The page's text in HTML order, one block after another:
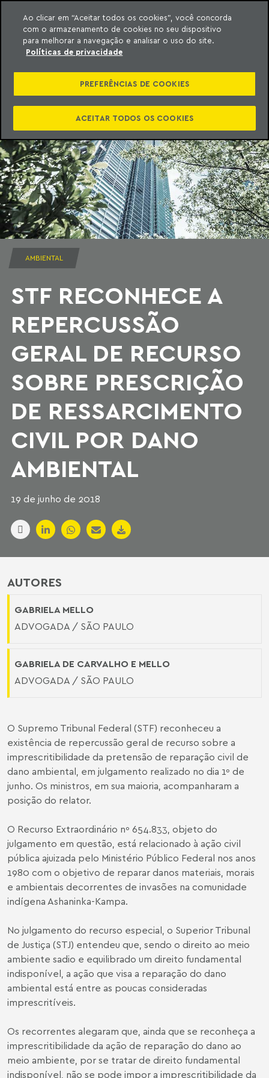
o conteúdo
Machado Meyer
AMBIENTAL
STF RECONHECE A
REPERCUSSÃO
GERAL DE RECURSO
SOBRE PRESCRIÇÃO
DE RESSARCIMENTO
CIVIL POR DANO
AMBIENTAL
19 de junho de 2018
AUTORES
GABRIELA MELLO
ADVOGADA / SÃO PAULO
GABRIELA DE CARVALHO E MELLO
ADVOGADA / SÃO PAULO
O Supremo Tribunal Federal (STF) reconheceu a
existência de repercussão geral de recurso sobre a
imprescritibilidade da pretensão de reparação civil de
dano ambiental, em julgamento realizado no dia 1º de
junho. Os ministros, em sua maioria, acompanharam a
posição do relator.
O Recurso Extraordinário nº 654.833, objeto do
julgamento em questão, está relacionado à ação civil
pública ajuizada pelo Ministério Público Federal nos anos
1980 com o objetivo de reparar danos materiais, morais
e ambientais decorrentes de invasões na comunidade
indígena Ashaninka-Kampa.
No julgamento do recurso especial, o Superior Tribunal
de Justiça (STJ) entendeu que, sendo o direito ao meio
ambiente sadio e equilibrado um direito fundamental
indisponível, a ação que visa a reparação do dano
ambiental está entre as poucas consideradas
imprescritíveis.
Os recorrentes alegaram que, ainda que se reconheça a
imprescritibilidade da ação de reparação do dano ao
meio ambiente, por se tratar de direito fundamental
indisponível, não se pode impor a imprescritibilidade da
Ao clicar em “Aceitar todos os cookies”, você concorda
com o armazenamento de cookies no seu dispositivo
para melhorar a navegação e analisar o uso do site.
Políticas de privacidade
PREFERÊNCIAS DE COOKIES
ACEITAR TODOS OS COOKIES